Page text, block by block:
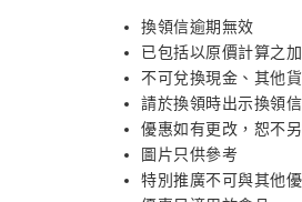
換領信逾期無效
已包括以原價計算之
不可兌換現金、其他
請於換領時出示換領信
優惠如有更改，恕不
圖片只供參考
特別推廣不可與其他